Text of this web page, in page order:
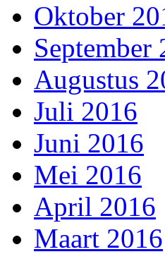
Oktober
September
Augustus
Juli 2016
Juni 2016
Mei 2016
April 2016
Maart 2016